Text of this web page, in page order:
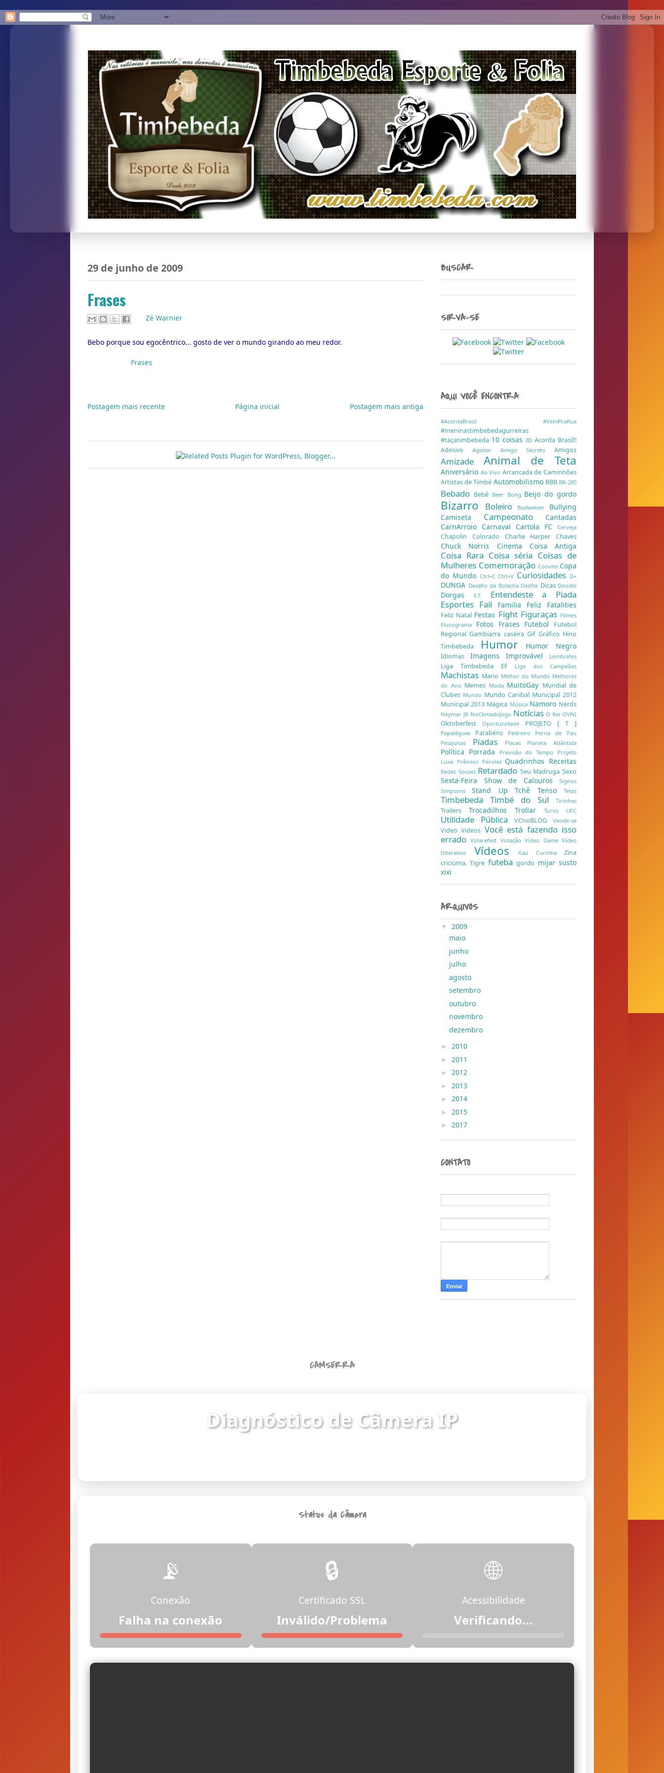
29 de junho de 2009
Frases
Zé Warnier
Bebo porque sou egocêntrico... gosto de ver o mundo girando ao meu redor.
Frases
Postagem mais recente Postagem mais antiga
Página inicial
BUSCAR
SIRVA-SE
AQUI VOCÊ ENCONTRA
#AcordaBrasil #VemPraRua
#meninastimbebedagurreiras
#taçatimbebeda 10 coisas3DAcorda Brasil!!
Adesivo Agiotar Amigo Secreto Amigos
Amizade Animal de Teta
Aniversário Ao Vivo Arrancada de Caminhões
Artistas de Timbé Automobilismo BBB BR-285
Bebado Bebê Beer Bong Beijo do gordo
Bizarro Boleiro Budweiser Bullying
Camiseta Campeonato
Cantadas
CarnArroio Carnaval Cartola FC Cerveja
Chapolin Colorado Charlie Harper Chaves
Chuck Norris Cinema Coisa Antiga
Coisa Rara Coisa séria Coisas de
Mulheres Comemoração Convite Copa
do Mundo Ctrl+C Ctrl+V Curiosidades D+
DUNGA Desafio da Bolacha Desfile Dicas Doodle
Dorgas E.T. Entendeste a Piada
Esportes Fail Familia Feliz Fatalities
Feliz Natal Festas Fight Figuraças Filmes
Fluxograma Fotos Frases Futebol
Futebol
RegionalGambiarra caseiraGif Gráfico Hino
Timbebeda
Humor Humor Negro
Idiomas Imagens Improvável Lembretes
Liga Timbebeda EF Liga dos Campeões
Machistas Mario Melhor do Mundo Melhores
do Ano Memes Moda MuitoGay Mundial de
Clubes Mundo Mundo Canibal Municipal 2012
Municipal 2013 Mágica Música Namoro Nerds
Neymar JR NoClimadoJogo NotíciasO ReiOVNI
Oktoberfest Oportunidade PROJETO [ T ]
Papaléguas Parabéns Pedreiro Perna de Pau
Pesquisas Piadas Placas Planeta Atlântida
Política Porrada Previsão do Tempo Projeto
Luxa Prêmios Pérolas Quadrinhos Receitas
Redes Sociais Retardado Seu MadrugaSexo
Sexta-Feira Show de Calouros
Signos
SimpsonsStand UpTchê TensoTetas
Timbebeda Timbé do Sul Tirinhas
Trailers Trocadilhos Trollar Turvo UFC
Utilidade Pública VCnoBLOG Vende-se
VideoVideos Você está fazendo isso
erradoVolarefest VotaçãoVídeo GameVídeo
Interativo Vídeos Xau Curintia Zina
criciúma. Tigre futebagordo mijarsusto
xixi
ARQUIVOS
▼ 2009
maio
junho
julho
agosto
setembro
outubro
novembro
dezembro
► 2010
► 2011
► 2012
► 2013
► 2014
► 2015
► 2017
CONTATO
CAMSERRA
Diagnóstico de Câmera IP
Status da Câmera
📡
Conexão
Falha na conexão
🔒
Certificado SSL
Inválido/Problema
🌐
Acessibilidade
Acessível (com